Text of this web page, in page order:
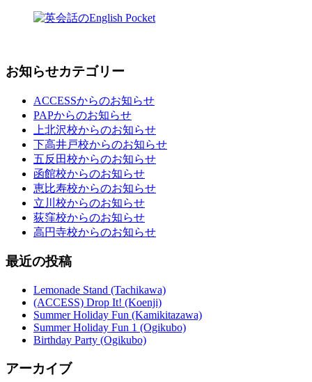
お知らせカテゴリー
ACCESSからのお知らせ
PAPからのお知らせ
上北沢校からのお知らせ
下高井戸校からのお知らせ
五反田校からのお知らせ
函館校からのお知らせ
恵比寿校からのお知らせ
立川校からのお知らせ
荻窪校からのお知らせ
高円寺校からのお知らせ
最近の投稿
Lemonade Stand (Tachikawa)
(ACCESS) Drop It! (Koenji)
Summer Holiday Fun (Kamikitazawa)
Summer Holiday Fun 1 (Ogikubo)
Birthday Party (Ogikubo)
アーカイブ